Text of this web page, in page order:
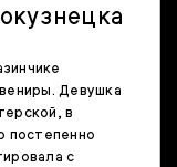
Девушка
в
постепенно
с